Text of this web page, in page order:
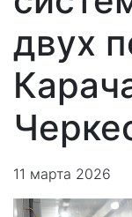
двух
11 марта 2026